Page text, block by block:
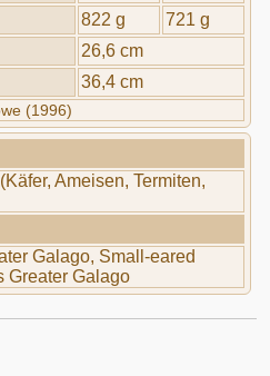
822 g
721 g
26,6 cm
36,4 cm
(1996)
Ameisen, Termiten,
Galago, Small-eared
Greater Galago